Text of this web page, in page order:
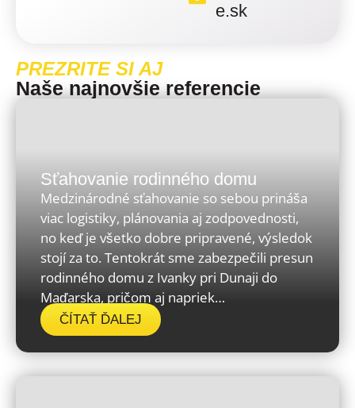
e.sk
PREZRITE SI AJ
Naše najnovšie referencie
Sťahovanie rodinného domu
Medzinárodné sťahovanie so sebou prináša
viac logistiky, plánovania aj zodpovednosti,
no keď je všetko dobre pripravené, výsledok
stojí za to. Tentokrát sme zabezpečili presun
rodinného domu z Ivanky pri Dunaji do
Maďarska, pričom aj napriek…
ČÍTAŤ ĎALEJ